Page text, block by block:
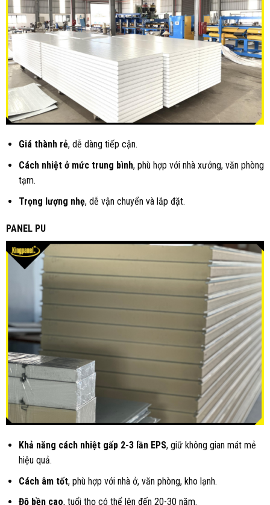
Giá thành rẻ, dễ dàng tiếp cận.
Cách nhiệt ở mức trung bình, phù hợp với nhà xưởng, văn phòng
tạm.
Trọng lượng nhẹ, dễ vận chuyển và lắp đặt.
PANEL PU
Khả năng cách nhiệt gấp 2-3 lần EPS, giữ không gian mát mẻ
hiệu quả.
Cách âm tốt, phù hợp với nhà ở, văn phòng, kho lạnh.
Độ bền cao, tuổi thọ có thể lên đến 20-30 năm.